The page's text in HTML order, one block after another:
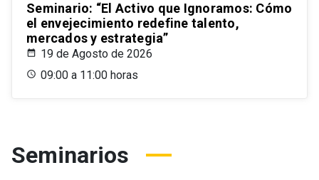
Seminario: “El Activo que Ignoramos: Cómo
el envejecimiento redefine talento,
mercados y estrategia”
19 de Agosto de 2026
09:00 a 11:00 horas
Seminarios